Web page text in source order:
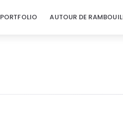
PORTFOLIO AUTOUR DE